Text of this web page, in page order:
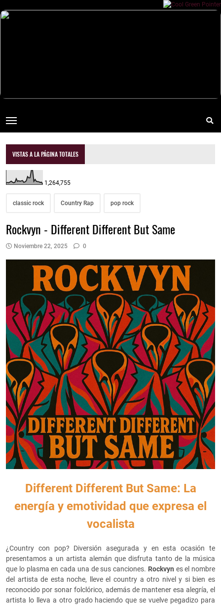
VISTAS A LA PÁGINA TOTALES
1,264,755
classic rock Country Rap pop rock
Rockvyn - Different Different But Same
Noviembre 22, 2025 0
Different Different But Same: La
energía y emotividad que expresa el
vocalista
¿Country con pop? Diversión asegurada y en esta ocasión te
presentamos a un artista alemán que disfruta tanto de la música
que lo plasma en cada una de sus canciones. Rockvyn es el nombre
del artista de esta noche, lleve el country a otro nivel y si bien es
reconocido por sonar folclórico, además de mantener esa alegría, el
artista lo lleva a otro grado haciendo que se vuelve pegadizo para